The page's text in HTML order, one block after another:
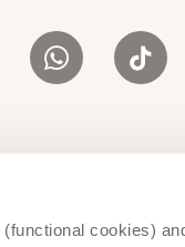
cookies)
Picnic